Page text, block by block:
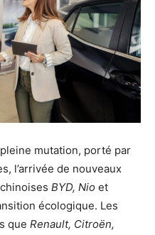
mutation, porté par
l’arrivée de nouveaux
BYD, Nio et
écologique. Les
que Renault, Citroën,